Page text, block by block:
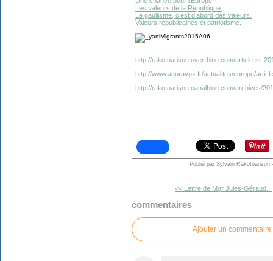
Les valeurs de la République.
Le gaullisme, c’est d’abord des valeurs.
Valeurs républicaines et patriotisme.
http://rakotoarison.over-blog.com/article-sr-
http://www.agoravox.fr/actualites/europe/
http://rakotoarison.canalblog.com/archives/
Publié par Sylvain Rakotoarison -
<< Lettre de Mgr Jules-Géraud...
commentaires
Ajouter un commentaire